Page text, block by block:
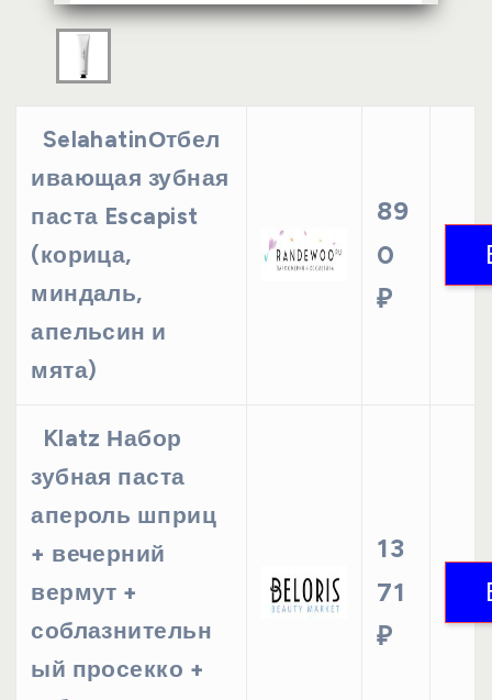
SelahatinОтбел
ивающая зубная
паста Escapist
(корица,
миндаль,
апельсин и
мята)
89
0
₽
Klatz Набор
зубная паста
апероль шприц
+ вечерний
вермут +
соблазнительн
ый просекко +
13
71
₽